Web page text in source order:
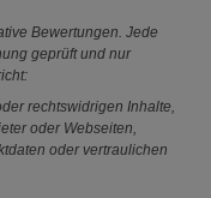
Bewertungen. Jede
geprüft und nur
rechtswidrigen Inhalte,
oder Webseiten,
oder vertraulichen